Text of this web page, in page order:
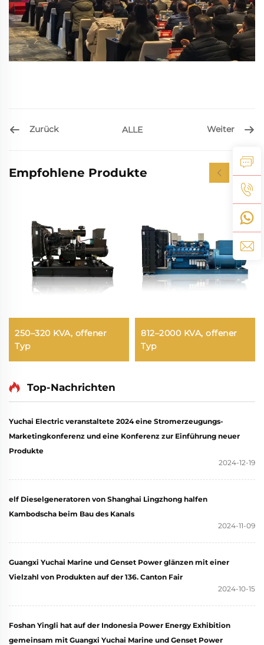
Zurück ALLE Weiter
Empfohlene Produkte
250–320 KVA, offener
Typ
812–2000 KVA, offener
Typ
Top-Nachrichten
Yuchai Electric veranstaltete 2024 eine Stromerzeugungs-
Marketingkonferenz und eine Konferenz zur Einführung neuer
Produkte
2024-12-19
elf Dieselgeneratoren von Shanghai Lingzhong halfen
Kambodscha beim Bau des Kanals
2024-11-09
Guangxi Yuchai Marine und Genset Power glänzen mit einer
Vielzahl von Produkten auf der 136. Canton Fair
2024-10-15
Foshan Yingli hat auf der Indonesia Power Energy Exhibition
gemeinsam mit Guangxi Yuchai Marine und Genset Power